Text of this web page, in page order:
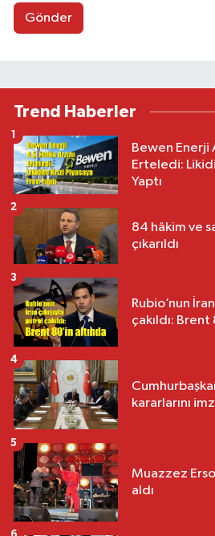
Gönder
Trend Haberler
Bewen Enerji
Erteledi:
Yaptı
84 hâkim ve
çıkarıldı
2
Rubio’nun
çakıldı: Brent
3
kararlarını
4
Muazzez
aldı
5